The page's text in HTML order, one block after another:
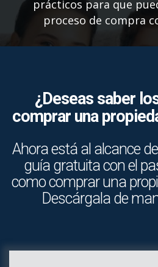
prácticos para que
proceso de compra
¿Deseas saber
comprar una
Ahora está al alcance
guía gratuita con el
como comprar una
Descárgala de